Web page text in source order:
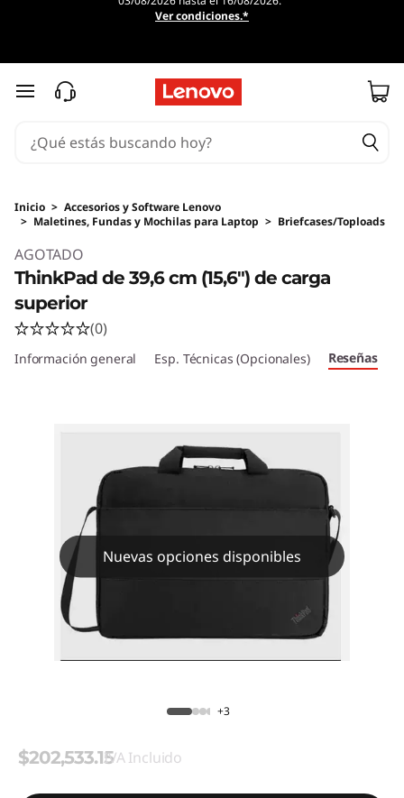
Ver condiciones.*
Ir al contenido principal
Inicio > Accesorios y Software Lenovo
> Maletines, Fundas y Mochilas para Laptop > Briefcases/Toploads
AGOTADO
ThinkPad de 39,6 cm (15,6") de carga
superior
(0)
Información general Esp. Técnicas (Opcionales) Reseñas
Nuevas opciones disponibles
+3
$202,533.15IVA Incluido